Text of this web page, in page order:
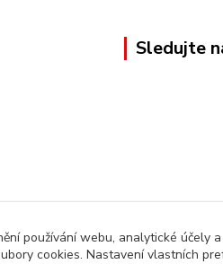
Sledujte
používání webu, analytické účely
cookies. Nastavení vlastních